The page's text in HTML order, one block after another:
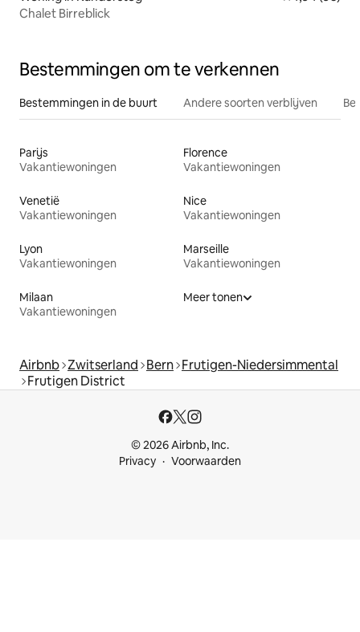
Chalet Birreblick
Bestemmingen om te verkennen
Bestemmingen in de buurt Andere soorten verblijven
Parijs
Vakantiewoningen
Florence
Vakantiewoningen
Venetië
Vakantiewoningen
Nice
Vakantiewoningen
Lyon
Vakantiewoningen
Marseille
Vakantiewoningen
Milaan
Vakantiewoningen
Meer tonen
Airbnb Zwitserland Bern Frutigen-Niedersimmental
Frutigen District
© 2026 Airbnb, Inc.
Privacy
Voorwaarden